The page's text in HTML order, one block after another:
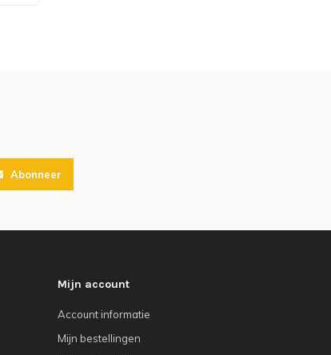
Abonneer
Mijn account
Account informatie
Mijn bestellingen